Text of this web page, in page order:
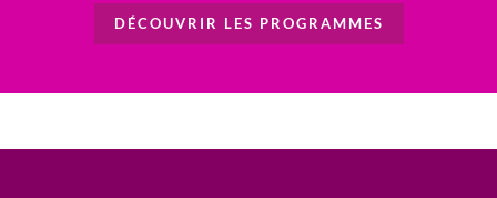
DÉCOUVRIR LES PROGRAMMES